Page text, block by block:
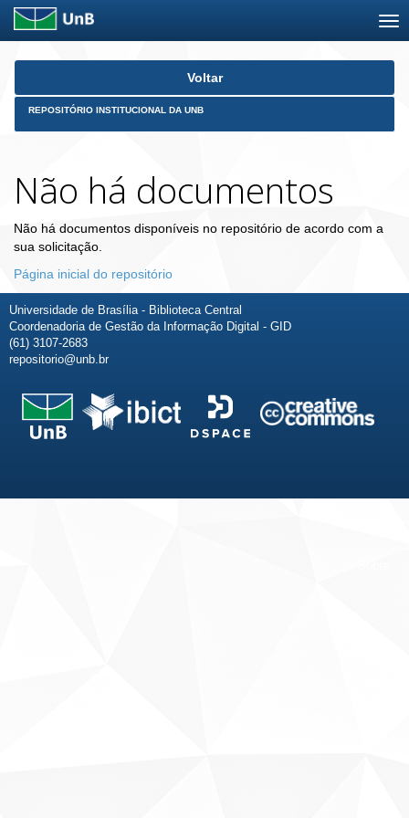
Skip
Voltar
REPOSITÓRIO INSTITUCIONAL DA UNB
Não há documentos
Não há documentos disponíveis no repositório de acordo com a
sua solicitação.
Página inicial do repositório
Universidade de Brasília - Biblioteca Central
Coordenadoria de Gestão da Informação Digital - GID
(61) 3107-2683
repositorio@unb.br